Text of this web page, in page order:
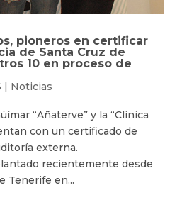
pioneros en certificar
de Santa Cruz de
10 en proceso de
| Noticias
“Añaterve” y la “Clínica
con un certificado de
externa.
recientemente desde
Tenerife en...